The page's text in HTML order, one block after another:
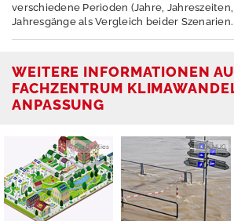
s
u
m
verschiedene Perioden (Jahre,
Jahresgänge als Vergleich beider Szenarien.
WEITERE INFORMATIONEN
FACHZENTRUM
ANPASSUNG
© Pia Bublies © HLNUG